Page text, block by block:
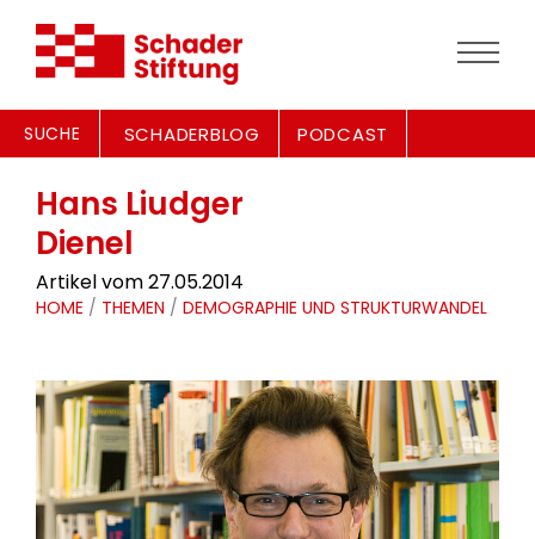
SUCHE SCHADERBLOG PODCAST
Hans Liudger
Dienel
Artikel vom 27.05.2014
HOME / THEMEN / DEMOGRAPHIE UND STRUKTURWANDEL